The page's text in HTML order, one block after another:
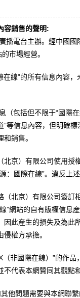
容銷售的聲明:
播電台主辦。經中國
市場經營。
在線”的所有信息內容
（包括但不限于“國際
”等信息內容，但明確
和銷售。
北京）有限公司使用
：國際在線”。違反上
（北京）有限公司簽訂
”網站的自有版權信息
因此産生的損失及為此
權方承擔。
（非國際在線）”的作
不代表本網贊同其觀點
他問題需要與本網聯